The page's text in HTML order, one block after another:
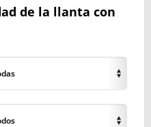
de la llanta con